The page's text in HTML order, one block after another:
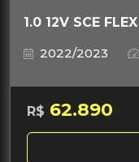
1.0 12V SCE
2022/2023
R$ 62.890